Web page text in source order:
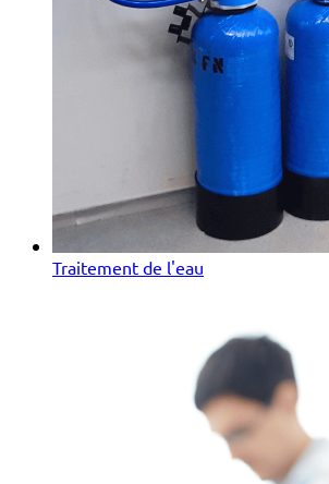
Traitement de l'eau